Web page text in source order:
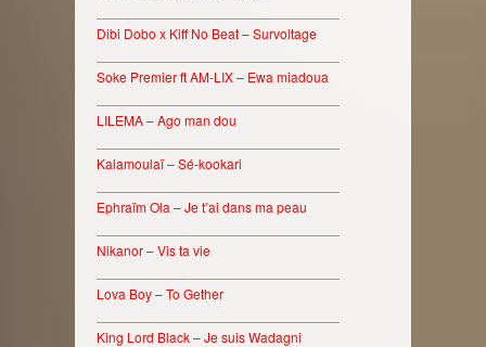
Dibi Dobo x Kiff No Beat – Survoltage
Soke Premier ft AM-LIX – Ewa miadoua
LILEMA – Ago man dou
Kalamoulaï – Sé-kookari
Ephraïm Ola – Je t’ai dans ma peau
Nikanor – Vis ta vie
Lova Boy – To Gether
King Lord Black – Je suis Wadagni